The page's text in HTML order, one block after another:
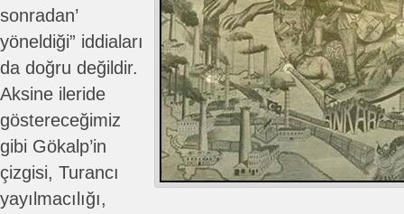
sonradan’
yöneldiği” iddiaları
da doğru değildir.
Aksine ileride
göstereceğimiz
gibi Gökalp’in
çizgisi, Turancı
yayılmacılığı,